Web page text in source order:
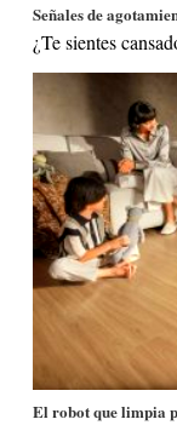
Señales de
¿Te sientes
El robot que limpia